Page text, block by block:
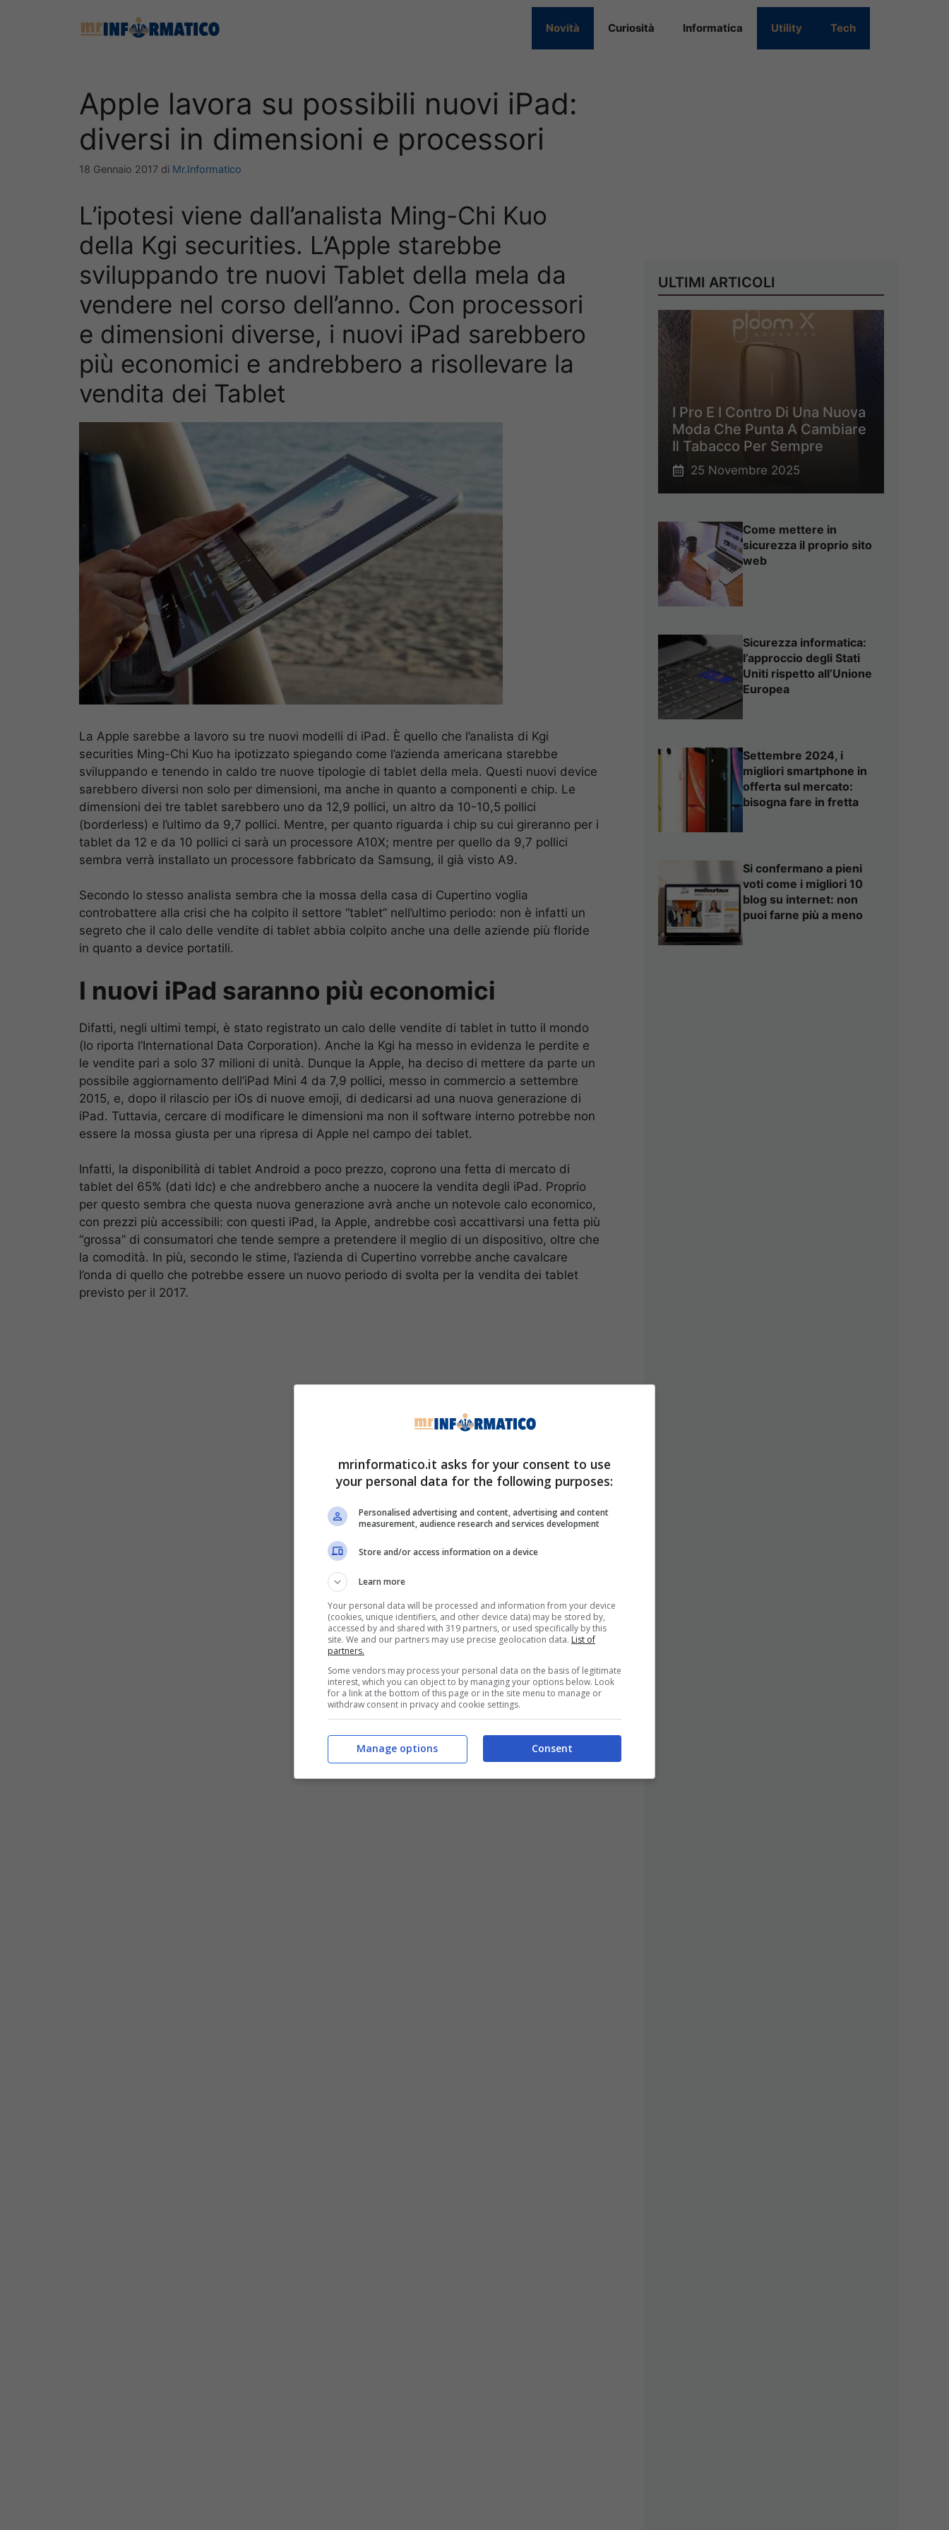
Novità Curiosità Informatica Utility Tech
Apple lavora su possibili nuovi iPad:
diversi in dimensioni e processori
18 Gennaio 2017 di Mr.Informatico
L’ipotesi viene dall’analista Ming-Chi Kuo
della Kgi securities. L’Apple starebbe
sviluppando tre nuovi Tablet della mela da
vendere nel corso dell’anno. Con processori
e dimensioni diverse, i nuovi iPad sarebbero
più economici e andrebbero a risollevare la
vendita dei Tablet
La Apple sarebbe a lavoro su tre nuovi modelli di iPad. È quello che l’analista di Kgi
securities Ming-Chi Kuo ha ipotizzato spiegando come l’azienda americana starebbe
sviluppando e tenendo in caldo tre nuove tipologie di tablet della mela. Questi nuovi device
sarebbero diversi non solo per dimensioni, ma anche in quanto a componenti e chip. Le
dimensioni dei tre tablet sarebbero uno da 12,9 pollici, un altro da 10-10,5 pollici
(borderless) e l’ultimo da 9,7 pollici. Mentre, per quanto riguarda i chip su cui gireranno per i
tablet da 12 e da 10 pollici ci sarà un processore A10X; mentre per quello da 9,7 pollici
sembra verrà installato un processore fabbricato da Samsung, il già visto A9.
Secondo lo stesso analista sembra che la mossa della casa di Cupertino voglia
controbattere alla crisi che ha colpito il settore “tablet” nell’ultimo periodo: non è infatti un
segreto che il calo delle vendite di tablet abbia colpito anche una delle aziende più floride
in quanto a device portatili.
I nuovi iPad saranno più economici
Difatti, negli ultimi tempi, è stato registrato un calo delle vendite di tablet in tutto il mondo
(lo riporta l’International Data Corporation). Anche la Kgi ha messo in evidenza le perdite e
le vendite pari a solo 37 milioni di unità. Dunque la Apple, ha deciso di mettere da parte un
possibile aggiornamento dell’iPad Mini 4 da 7,9 pollici, messo in commercio a settembre
2015, e, dopo il rilascio per iOs di nuove emoji, di dedicarsi ad una nuova generazione di
iPad. Tuttavia, cercare di modificare le dimensioni ma non il software interno potrebbe non
essere la mossa giusta per una ripresa di Apple nel campo dei tablet.
Infatti, la disponibilità di tablet Android a poco prezzo, coprono una fetta di mercato di
tablet del 65% (dati Idc) e che andrebbero anche a nuocere la vendita degli iPad. Proprio
per questo sembra che questa nuova generazione avrà anche un notevole calo economico,
con prezzi più accessibili: con questi iPad, la Apple, andrebbe così accattivarsi una fetta più
“grossa” di consumatori che tende sempre a pretendere il meglio di un dispositivo, oltre che
la comodità. In più, secondo le stime, l’azienda di Cupertino vorrebbe anche cavalcare
l’onda di quello che potrebbe essere un nuovo periodo di svolta per la vendita dei tablet
previsto per il 2017.
ULTIMI ARTICOLI
I Pro E I Contro Di Una Nuova
Moda Che Punta A Cambiare
Il Tabacco Per Sempre
25 Novembre 2025
Come mettere in
sicurezza il proprio sito
web
Sicurezza informatica:
l’approccio degli Stati
Uniti rispetto all’Unione
Europea
Settembre 2024, i
migliori smartphone in
offerta sul mercato:
bisogna fare in fretta
Si confermano a pieni
voti come i migliori 10
blog su internet: non
puoi farne più a meno
mrinformatico.it asks for your consent to use
your personal data for the following purposes:
Personalised advertising and content, advertising and content
measurement, audience research and services development
Store and/or access information on a device
Learn more
Your personal data will be processed and information from your device
(cookies, unique identifiers, and other device data) may be stored by,
accessed by and shared with 319 partners, or used specifically by this
site. We and our partners may use precise geolocation data. List of
partners.
Some vendors may process your personal data on the basis of legitimate
interest, which you can object to by managing your options below. Look
for a link at the bottom of this page or in the site menu to manage or
withdraw consent in privacy and cookie settings.
Consent
Manage options